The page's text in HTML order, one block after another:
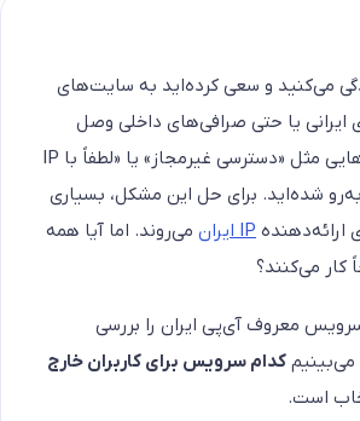
می‌کنید و سعی کرده‌اید به سایت‌های
ایرانی یا حتی صرافی‌های داخلی وصل
شوید، حتماً با پیام‌هایی مثل «دسترسی غیرمجاز» یا «لطفاً با IP
شده‌اید. برای حل این مشکل، بسیاری
IP ایران
می‌روند. اما آیا همه
کار می‌کنند؟
معروف آی‌پی ایران را بررسی
کدام سرویس برای کاربران خارج
است.